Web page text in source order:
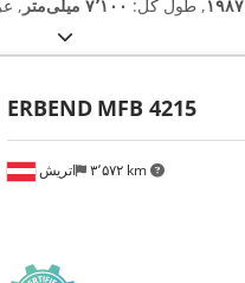
۱۹۸۷, طول کل: ۷٬۱۰۰ میلی‌متر ,
اتریش ۳٬۵۷۲ km
ERBEND MFB 4215